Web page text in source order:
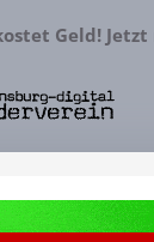
Geld!